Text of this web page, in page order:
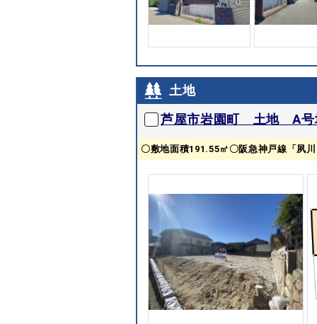
土地
芦屋市岩園町 土地 A号
〇敷地面積191.55㎡〇阪急神戸線「夙